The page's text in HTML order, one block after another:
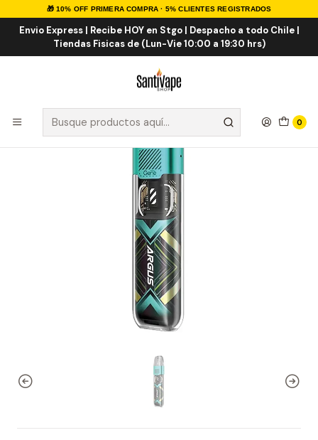
🎁 10% OFF PRIMERA COMPRA · 5% CLIENTES REGISTRADOS
Envio Express | Recibe HOY en Stgo | Despacho a todo Chile |
Tiendas Fisicas de (Lun-Vie 10:00 a 19:30 hrs)
0
Inicio OFERTAS VAPORIZADORES
Voopoo Argus P1S Pod Kit